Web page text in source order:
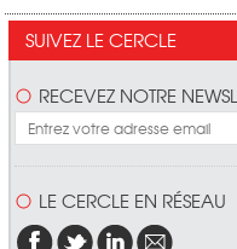
SUIVEZ LE CERCLE
RECEVEZ NOTRE
LE CERCLE EN RÉSEAU